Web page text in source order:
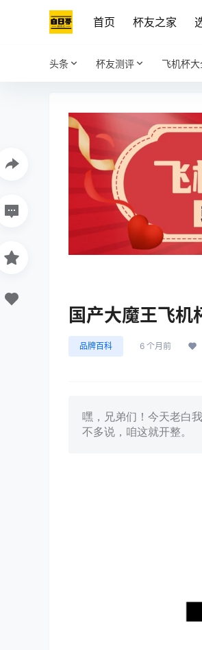
首页 杯友之家
头条 杯友测评 飞机杯大
国产大魔王飞机
品牌百科 6 个月前
嘿，兄弟们！今天老白
不多说，咱这就开整。